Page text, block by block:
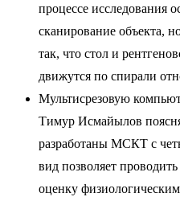
процессе исследования
сканирование объекта,
так, что стол и
движутся по спирали
Мультисрезовую
Тимур Исмайылов
разработаны МСКТ с
вид позволяет
оценку